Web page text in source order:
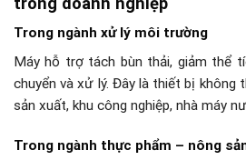
Trong ngành xử lý môi trường
Máy hỗ trợ tách bùn thải, giảm thể
chuyển và xử lý. Đây là thiết bị không
sản xuất, khu công nghiệp, nhà máy
Trong ngành thực phẩm – nông